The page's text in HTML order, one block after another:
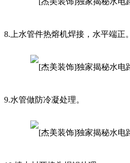
8.上水管件热熔机焊接，水平端正。
9.水管做防冷凝处理。